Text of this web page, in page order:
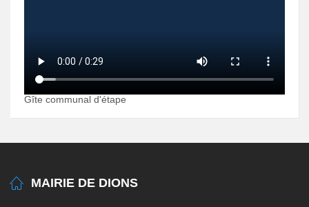
Gîte communal d'étape
MAIRIE DE DIONS